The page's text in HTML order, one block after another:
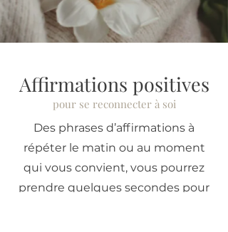
Affirmations positives
pour se reconnecter à soi
Des phrases d’affirmations à
répéter le matin ou au moment
qui vous convient, vous pourrez
prendre quelques secondes pour